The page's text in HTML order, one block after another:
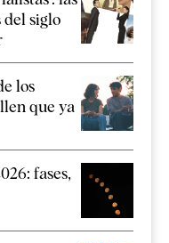
del siglo
los
que ya
fases,